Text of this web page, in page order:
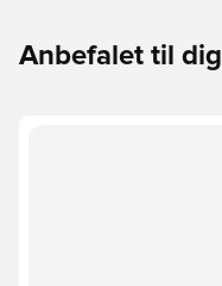
Anbefalet til dig